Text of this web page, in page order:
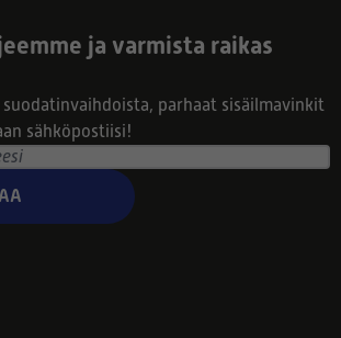
ja varmista raikas
parhaat sisäilmavinkit
sähköpostiisi!